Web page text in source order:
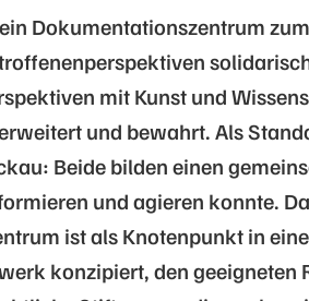
Dokumentationszentrum
mit Kunst und
und bewahrt. Als
Beide bilden einen
und agieren konnte.
ist als Knotenpunkt in
konzipiert, den geeigneten